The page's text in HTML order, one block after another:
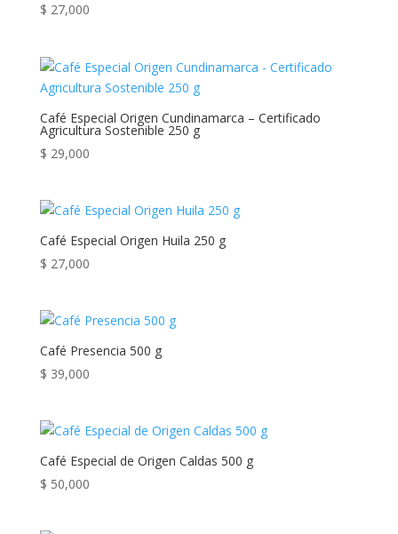
$ 27,000
Café Especial Origen Cundinamarca – Certificado
Agricultura Sostenible 250 g
$ 29,000
Café Especial Origen Huila 250 g
$ 27,000
Café Presencia 500 g
$ 39,000
Café Especial de Origen Caldas 500 g
$ 50,000